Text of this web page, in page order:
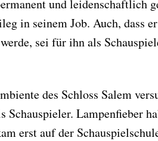
und leidenschaftlich
in seinem Job. Auch, dass
sei für ihn als
des Schloss Salem
Schauspieler. Lampenfieber
erst auf der
Reisen.
bis zum Widerruf meiner
mit Informationen zu
Datenschutzerklärunghabe ich
und akzeptiere diese.